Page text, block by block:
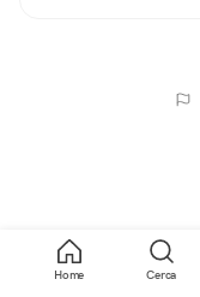
Home Cerca